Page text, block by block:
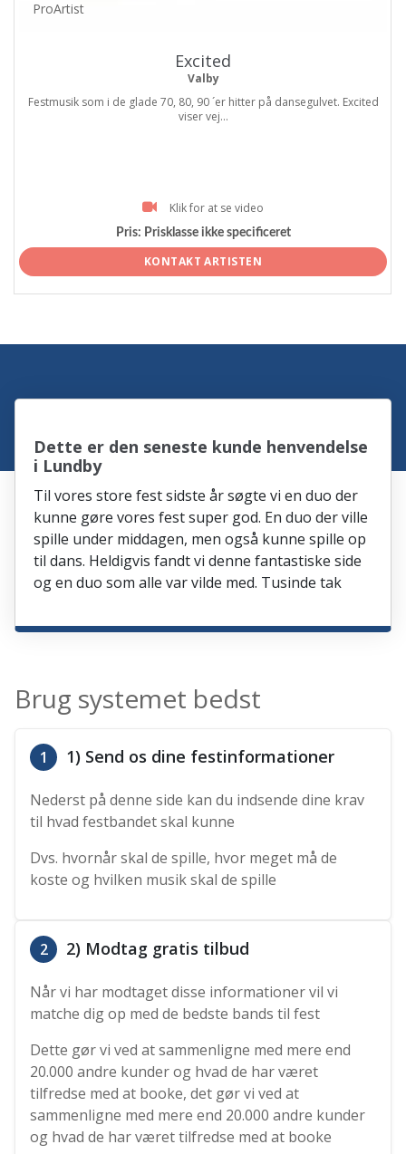
ProArtist
Excited
Valby
Festmusik som i de glade 70, 80, 90 ´er hitter på dansegulvet. Excited
viser vej...
Klik for at se video
Pris: Prisklasse ikke specificeret
KONTAKT ARTISTEN
Dette er den seneste kunde henvendelse
i Lundby
Til vores store fest sidste år søgte vi en duo der
kunne gøre vores fest super god. En duo der ville
spille under middagen, men også kunne spille op
til dans. Heldigvis fandt vi denne fantastiske side
og en duo som alle var vilde med. Tusinde tak
Brug systemet bedst
1 1) Send os dine festinformationer
Nederst på denne side kan du indsende dine krav
til hvad festbandet skal kunne
Dvs. hvornår skal de spille, hvor meget må de
koste og hvilken musik skal de spille
2 2) Modtag gratis tilbud
Når vi har modtaget disse informationer vil vi
matche dig op med de bedste bands til fest
Dette gør vi ved at sammenligne med mere end
20.000 andre kunder og hvad de har været
tilfredse med at booke, det gør vi ved at
sammenligne med mere end 20.000 andre kunder
og hvad de har været tilfredse med at booke